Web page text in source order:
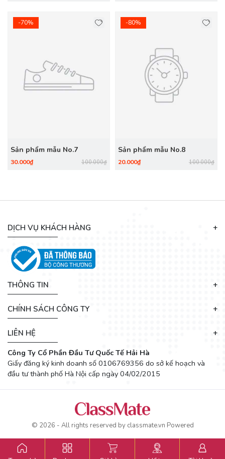
-70%
Sản phẩm mẫu No.7
30.000₫ 100.000₫
-80%
Sản phẩm mẫu No.8
20.000₫ 100.000₫
DỊCH VỤ KHÁCH HÀNG
THÔNG TIN
CHÍNH SÁCH CÔNG TY
LIÊN HỆ
Công Ty Cổ Phần Đầu Tư Quốc Tế Hải Hà
Giấy đăng ký kinh doanh số 0106769356 do sở kế hoạch và
đầu tư thành phố Hà Nội cấp ngày 04/02/2015
© 2026 - All rights reserved by classmate.vn Powered